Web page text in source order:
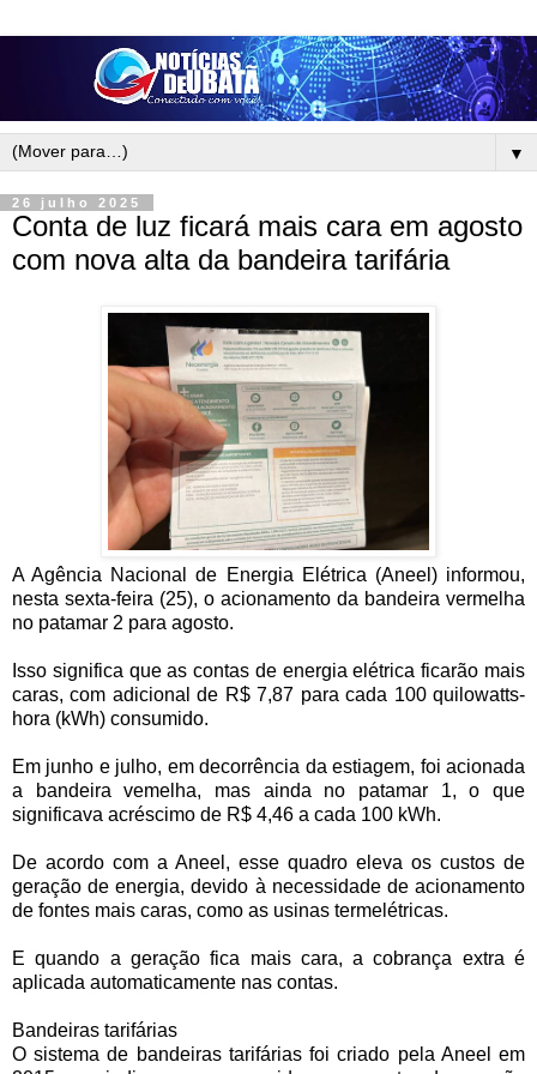
▼
26 julho 2025
Conta de luz ficará mais cara em agosto
com nova alta da bandeira tarifária
A Agência Nacional de Energia Elétrica (Aneel) informou,
nesta sexta-feira (25), o acionamento da bandeira vermelha
no patamar 2 para agosto.
Isso significa que as contas de energia elétrica ficarão mais
caras, com adicional de R$ 7,87 para cada 100 quilowatts-
hora (kWh) consumido.
Em junho e julho, em decorrência da estiagem, foi acionada
a bandeira vemelha, mas ainda no patamar 1, o que
significava acréscimo de R$ 4,46 a cada 100 kWh.
De acordo com a Aneel, esse quadro eleva os custos de
geração de energia, devido à necessidade de acionamento
de fontes mais caras, como as usinas termelétricas.
E quando a geração fica mais cara, a cobrança extra é
aplicada automaticamente nas contas.
Bandeiras tarifárias
O sistema de bandeiras tarifárias foi criado pela Aneel em